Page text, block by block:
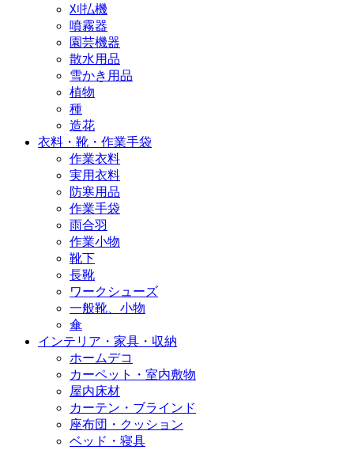
刈払機
噴霧器
園芸機器
散水用品
雪かき用品
植物
種
造花
衣料・靴・作業手袋
作業衣料
実用衣料
防寒用品
作業手袋
雨合羽
作業小物
靴下
長靴
ワークシューズ
一般靴、小物
傘
インテリア・家具・収納
ホームデコ
カーペット・室内敷物
屋内床材
カーテン・ブラインド
座布団・クッション
ベッド・寝具